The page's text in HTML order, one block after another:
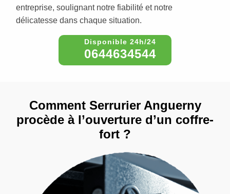
entreprise, soulignant notre fiabilité et notre
délicatesse dans chaque situation.
0644634544
Comment Serrurier Anguerny
procède à l’ouverture d’un coffre-
fort ?